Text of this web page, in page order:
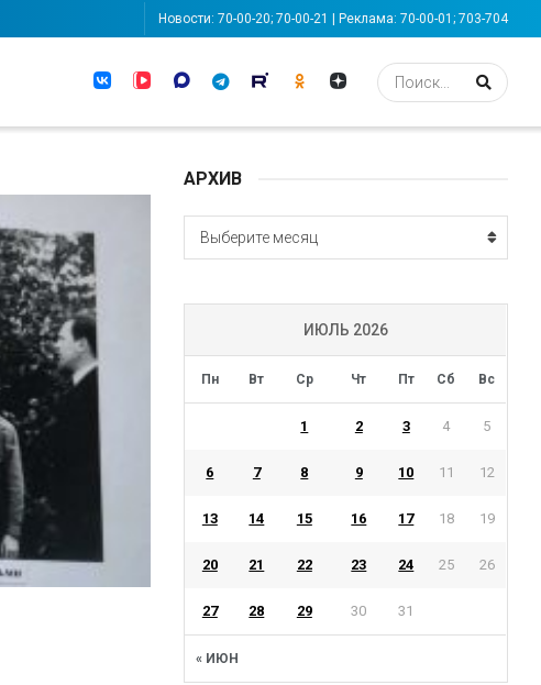
Новости: 70-00-20; 70-00-21 | Реклама: 70-00-01; 703-704
АРХИВ
АРХИВ
Выберите месяц
ИЮЛЬ 2026
Пн Вт Ср Чт Пт Сб Вс
« ИЮН
1 2 3 4 5
6 7 8 9 10 11 12
13 14 15 16 17 18 19
20 21 22 23 24 25 26
27 28 29 30 31